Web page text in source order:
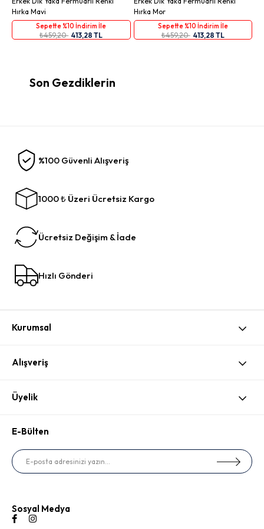
Hırka Mavi
Sepette %10 İndirim İle
₺459,20 413,28 TL
Hırka Mor
Sepette %10 İndirim İle
₺459,20 413,28 TL
Son Gezdiklerin
%100 Güvenli Alışveriş
1000 ₺ Üzeri Ücretsiz Kargo
Ücretsiz Değişim & İade
Hızlı Gönderi
Kurumsal
Alışveriş
Üyelik
E-Bülten
Sosyal Medya